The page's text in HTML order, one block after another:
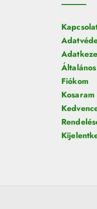
Fiókom
Kosaram